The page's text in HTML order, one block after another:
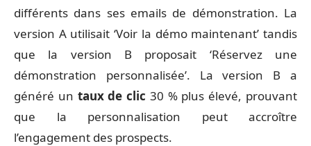
différents dans ses emails de démonstration. La
version A utilisait ‘Voir la démo maintenant’ tandis
que la version B proposait ‘Réservez une
démonstration personnalisée’. La version B a
généré un taux de clic 30 % plus élevé, prouvant
que la personnalisation peut accroître
l’engagement des prospects.